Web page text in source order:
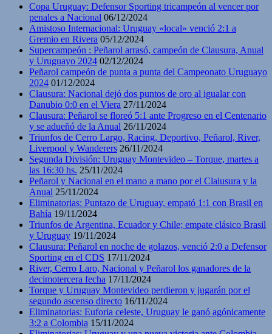
Copa Uruguay: Defensor Sporting tricampeón al vencer por
penales a Nacional 06/12/2024
Amistoso Internacional: Uruguay «local» venció 2:1 a
Gremio en Rivera 05/12/2024
Supercampeón : Peñarol arrasó, campeón de Clausura, Anual
y Uruguayo 2024 02/12/2024
Peñarol campeón de punta a punta del Campeonato Uruguayo
2024 01/12/2024
Clausura: Nacional dejó dos puntos de oro al igualar con
Danubio 0:0 en el Viera 27/11/2024
Clausura: Peñarol se floreó 5:1 ante Progreso en el Centenario
y se adueñó de la Anual 26/11/2024
Triunfos de Cerro Largo, Racing, Deportivo, Peñarol, River,
Liverpool y Wanderers 26/11/2024
Segunda División: Uruguay Montevideo – Torque, martes a
las 16:30 hs. 25/11/2024
Peñarol y Nacional en el mano a mano por el Claiusura y la
Anual 25/11/2024
Eliminatorias: Puntazo de Uruguay, empató 1:1 con Brasil en
Bahía 19/11/2024
Triunfos de Argentina, Ecuador y Chile; empate clásico Brasil
y Uruguay 19/11/2024
Clausura: Peñarol en noche de golazos, venció 2:0 a Defensor
Sporting en el CDS 17/11/2024
River, Cerro Laro, Nacional y Peñarol los ganadores de la
decimotercera fecha 17/11/2024
Torque y Uruguay Montevideo perdieron y jugarán por el
segundo ascenso directo 16/11/2024
Eliminatorias: Euforia celeste, Uruguay le ganó agónicamente
3:2 a Colombia 15/11/2024